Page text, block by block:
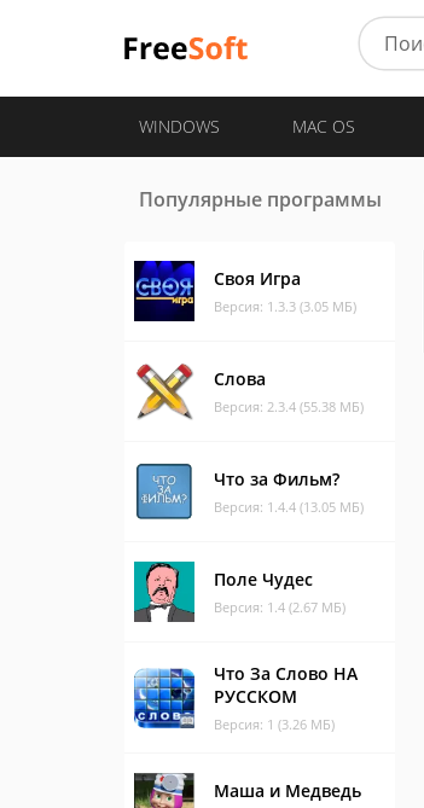
WINDOWS MAC OS
Популярные программы
Своя Игра
Версия: 1.3.3 (3.05 МБ)
Слова
Версия: 2.3.4 (55.38 МБ)
Что за Фильм?
Версия: 1.4.4 (13.05 МБ)
Поле Чудес
Версия: 1.4 (2.67 МБ)
Что За Слово НА
РУССКОМ
Версия: 1 (3.26 МБ)
Маша и Медведь